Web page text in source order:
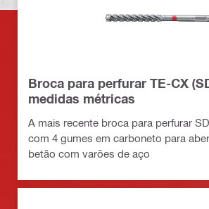
Broca para perfurar TE-CX
medidas métricas
A mais recente broca para perfurar
com 4 gumes em carboneto para
betão com varões de aço